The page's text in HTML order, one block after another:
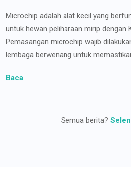
Microchip adalah alat kecil yang
untuk hewan peliharaan mirip dengan
Pemasangan microchip wajib
lembaga berwenang untuk
Baca
Semua berita?